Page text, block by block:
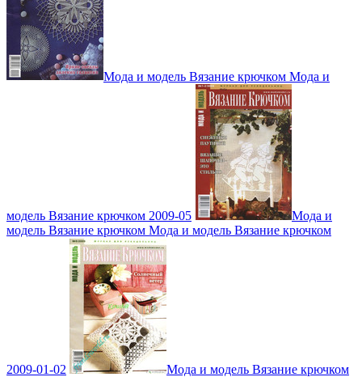
Мода и модель Вязание крючком Мода и
модель Вязание крючком 2009-05
Мода и
модель Вязание крючком Мода и модель Вязание крючком
2009-01-02 Мода и модель Вязание крючком